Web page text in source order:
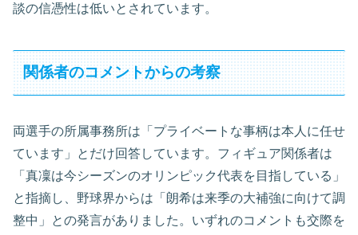
談の信憑性は低いとされています。
関係者のコメントからの考察
両選手の所属事務所は「プライベートな事柄は本人に任せ
ています」とだけ回答しています。フィギュア関係者は
「真凜は今シーズンのオリンピック代表を目指している」
と指摘し、野球界からは「朗希は来季の大補強に向けて調
整中」との発言がありました。いずれのコメントも交際を